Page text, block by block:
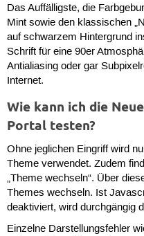
Das Auffälligste, die
Mint sowie den klassischen
auf schwarzem Hintergrund
Schrift für eine 90er
Antialiasing oder gar
Internet.
Wie kann ich die
Portal testen?
Ohne jeglichen Eingriff wird
Theme verwendet. Zudem
„Theme wechseln“. Über
Themes wechseln. Ist
deaktiviert, wird durchgängig
Einzelne Darstellungsfehler